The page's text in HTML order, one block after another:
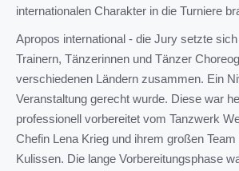
internationalen Charakter in die Turniere
Apropos international - die Jury setzte
Trainern, Tänzerinnen und Tänzer
verschiedenen Ländern zusammen. Ein
Veranstaltung gerecht wurde. Diese war
professionell vorbereitet vom Tanzwerk
Chefin Lena Krieg und ihrem großen
Kulissen. Die lange Vorbereitungsphase